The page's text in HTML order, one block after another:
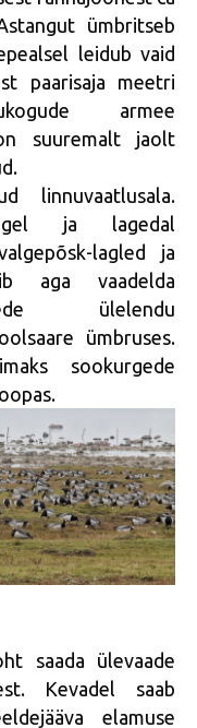
ümbritseb
leidub vaid
paarisaja meetri
armee
suuremalt jaolt
ja lagedal
lagled ja
aga vaadelda
ülelendu
ümbruses.
sookurgede
saada ülevaade
Kevadel saab
elamuse